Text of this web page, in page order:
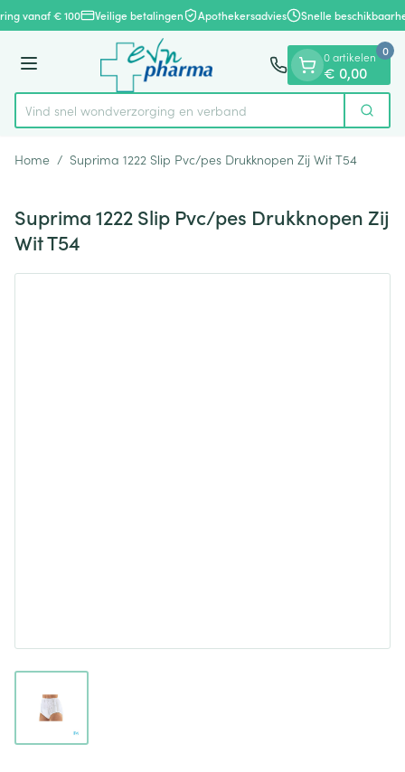
Ga naar de inhoud
1 van 1
vanaf € 100 Veilige betalingen Apothekersadvies Snelle
Menu
Product, merk, categorie...
Vind snel wondverzorging en verband Zoek
0 artikelen
€ 0,00
0
Home / Suprima 1222 Slip Pvc/pes Drukknopen Zij Wit T54
Suprima 1222 Slip Pvc/pes Drukknopen Zij
Wit T54